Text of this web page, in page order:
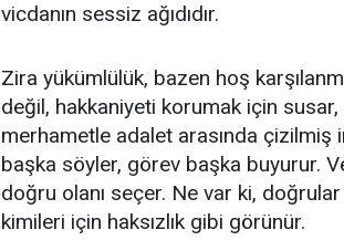
vicdanın sessiz ağıdıdır.
Zira yükümlülük, bazen hoş
değil, hakkaniyeti korumak için
merhametle adalet arasında
başka söyler, görev başka buyurur.
doğru olanı seçer. Ne var ki,
kimileri için haksızlık gibi görünür.